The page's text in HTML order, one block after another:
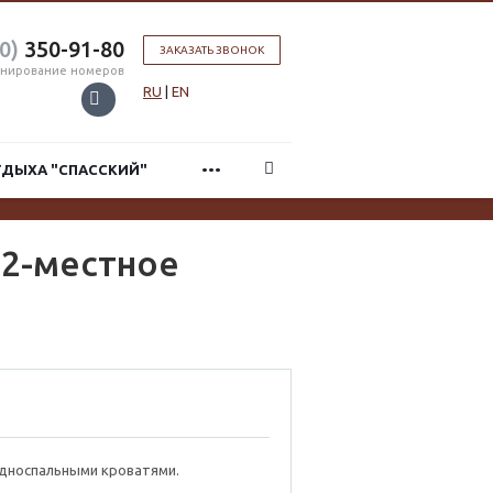
ЗАКАЗАТЬ ЗВОНОК
RU EN
350-91-80
номеров
"СПАССКИЙ" ...
местное
кроватями.